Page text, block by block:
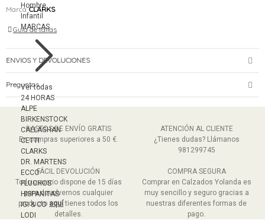
Hombre
Infantil
MARCAS
Ver todas
24 HORAS
ALPE
BIRKENSTOCK
CALLAGHAN
CETTI
CLARKS
DR. MARTENS
ECCO
FLUCHOS
HISPANITAS
IGI & CO
LODI
Marca CLARKS
Guía de tallas
ENVIOS Y DEVOLUCIONES
Preguntas
GASTOS DE ENVÍO GRATIS
En compras superiores a 50 €.
ATENCIÓN AL CLIENTE
¿Tienes dudas? Llámanos
981299745
FÁCIL DEVOLUCIÓN
Todo usuario dispone de 15 días
para devolvernos cualquier
producto aquítienes todos los
detalles.
COMPRA SEGURA
Comprar en Calzados Yolanda es
muy sencillo y seguro gracias a
nuestras diferentes formas de
pago.